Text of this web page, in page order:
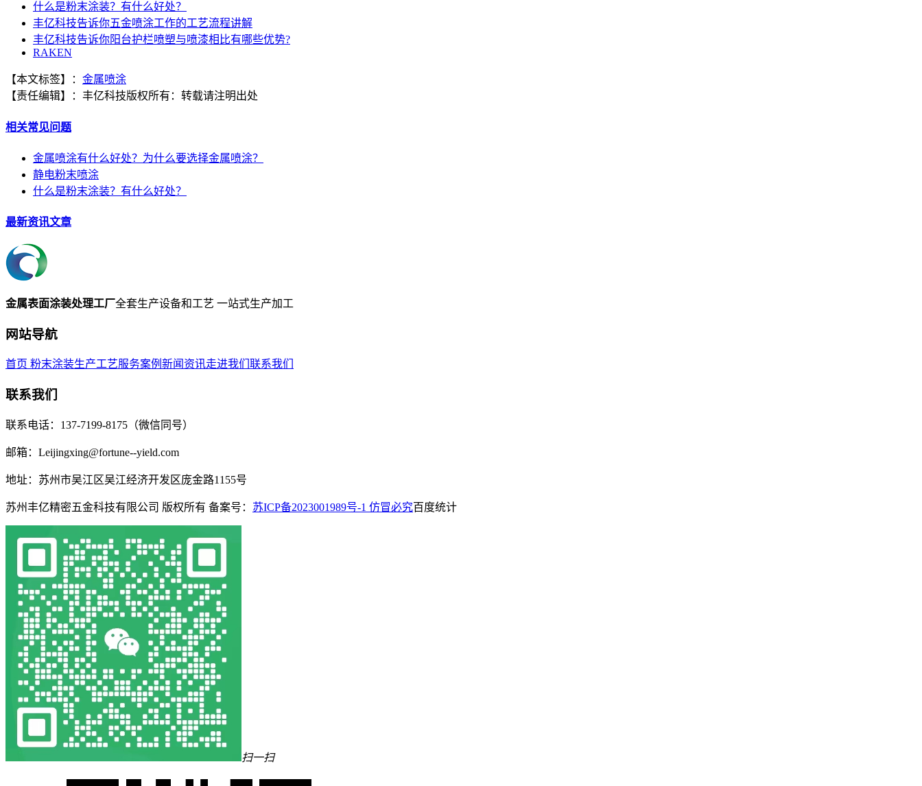
什么是粉末涂装？有什么好处？
丰亿科技告诉你五金喷涂工作的工艺流程讲解
丰亿科技告诉你阳台护栏喷塑与喷漆相比有哪些优势?
RAKEN
【本文标签】： 金属喷涂
【责任编辑】： 丰亿科技版权所有： 转载请注明出处
相关常见问题
金属喷涂有什么好处？为什么要选择金属喷涂？
静电粉末喷涂
什么是粉末涂装？有什么好处？
最新资讯文章
金属表面涂装处理工厂全套生产设备和工艺 一站式生产加工
网站导航
首页 粉末涂装生产工艺服务案例 新闻资讯走进我们 联系我们
联系我们
联系电话：137-7199-8175（微信同号）
邮箱：Leijingxing@fortune--yield.com
地址：苏州市吴江区吴江经济开发区庞金路1155号
苏州丰亿精密五金科技有限公司 版权所有 备案号： 苏ICP备2023001989号-1 仿冒必究百度统计
扫一扫